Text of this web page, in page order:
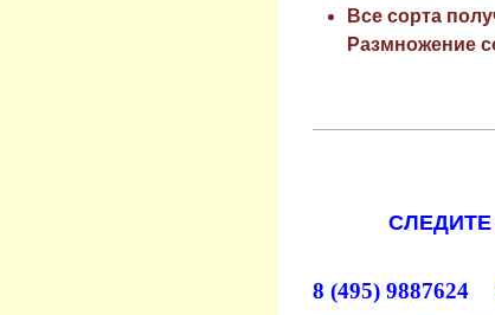
Все сорта
Размножение
8 (495) 9887624